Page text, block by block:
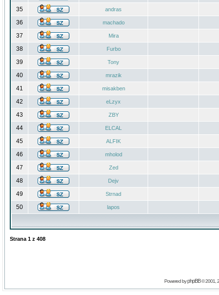
35 andras
36 machado
37 Mira
38 Furbo
39 Tony
40 mrazik
41 misakben
42 eLzyx
43 ZBY
44 ELCAL
45 ALFIK
46 mholod
47 Zed
48 Dejv
49 Strnad
50 lapos
Strana 1 z 408
Powered byphpBB© 2001,